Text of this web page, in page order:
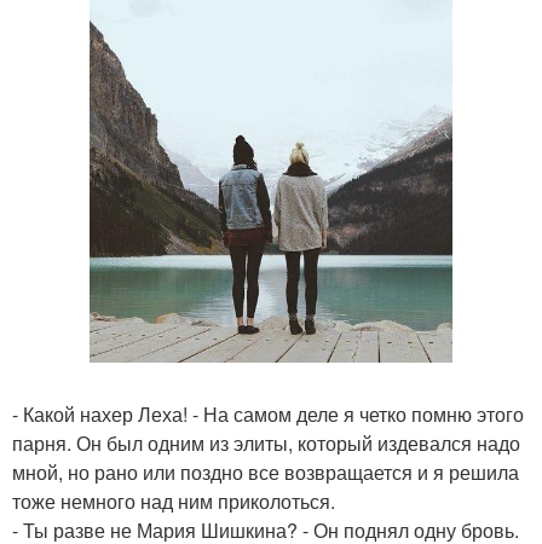
- Какой нахер Леха! - На самом деле я четко помню этого
парня. Он был одним из элиты, который издевался надо
мной, но рано или поздно все возвращается и я решила
тоже немного над ним приколоться.
- Ты разве не Мария Шишкина? - Он поднял одну бровь.